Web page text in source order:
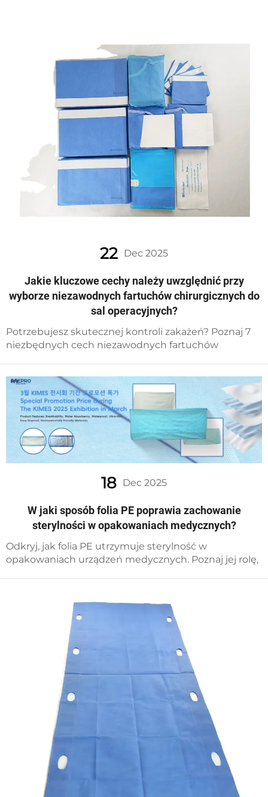
22 Dec 2025
Jakie kluczowe cechy należy uwzględnić przy
wyborze niezawodnych fartuchów chirurgicznych do
sal operacyjnych?
Potrzebujesz skutecznej kontroli zakażeń? Poznaj 7
niezbędnych cech niezawodnych fartuchów
Pobierz checklistę już teraz.
18 Dec 2025
W jaki sposób folia PE poprawia zachowanie
sterylności w opakowaniach medycznych?
Odkryj, jak folia PE utrzymuje sterylność w
opakowaniach urządzeń medycznych. Poznaj jej rolę,